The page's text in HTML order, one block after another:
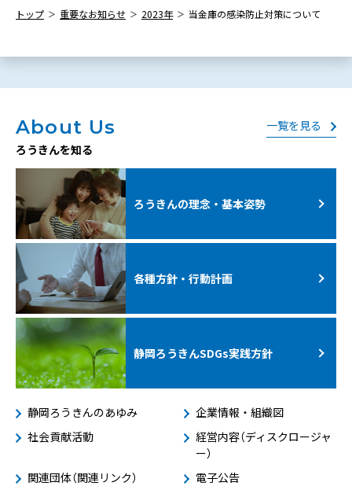
トップ 重要なお知らせ 2023年 当金庫の感染防止対策について
About Us
ろうきんを知る
一覧を見る
ろうきんの理念・基本姿勢
各種方針・行動計画
静岡ろうきんSDGs実践方針
静岡ろうきんのあゆみ
企業情報・組織図
社会貢献活動
経営内容（ディスクロージャ
ー）
関連団体（関連リンク）
電子公告